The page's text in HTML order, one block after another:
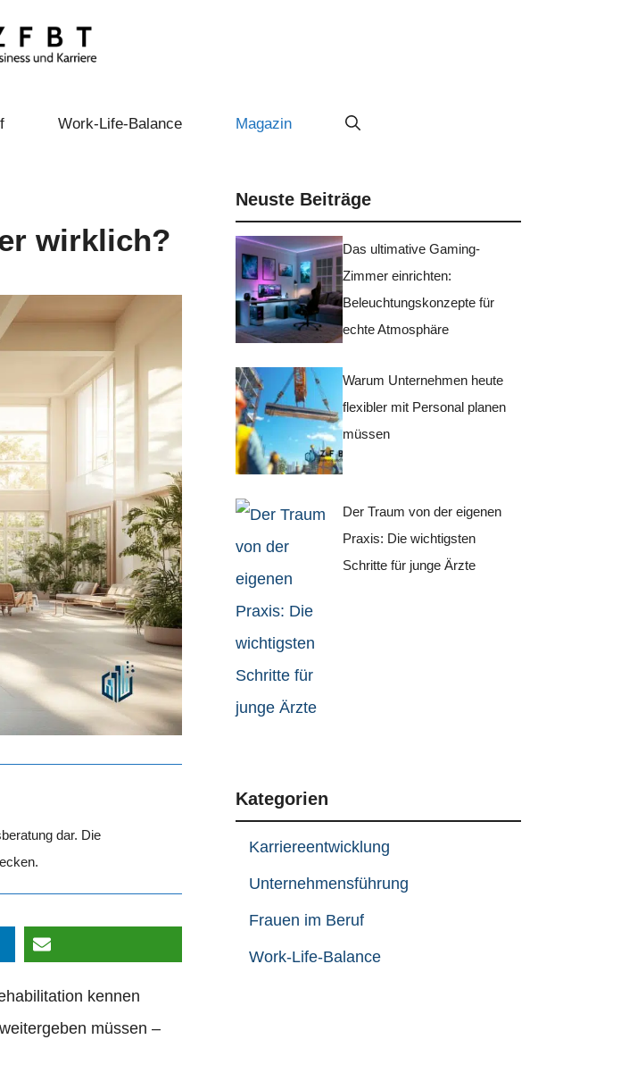
Work-Life-Balance Magazin
wirklich?
dar. Die
kennen
müssen –
Neuste Beiträge
Das ultimative Gaming-
Zimmer einrichten:
Beleuchtungskonzepte für
echte Atmosphäre
Warum Unternehmen heute
flexibler mit Personal planen
müssen
Der Traum von der eigenen
Praxis: Die wichtigsten
Schritte für junge Ärzte
Kategorien
Karriereentwicklung
Unternehmensführung
Frauen im Beruf
Work-Life-Balance